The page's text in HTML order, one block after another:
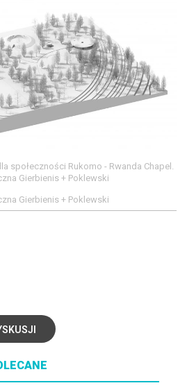
społeczności Rukomo - Rwanda Chapel.
Gierbienis + Poklewski
Gierbienis + Poklewski